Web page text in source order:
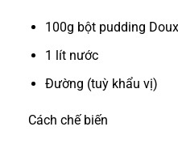
100g bột pudding
1 lít nước
Đường (tuỳ khẩu vị)
Cách chế biến